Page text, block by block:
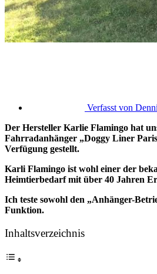
Verfasst von
Der Hersteller Karlie Flamingo hat
Fahrradanhänger „Doggy Liner
Verfügung gestellt.
Karli Flamingo ist wohl einer der
Heimtierbedarf mit über 40 Jahren
Ich teste sowohl den „Anhänger-
Funktion.
Inhaltsverzeichnis